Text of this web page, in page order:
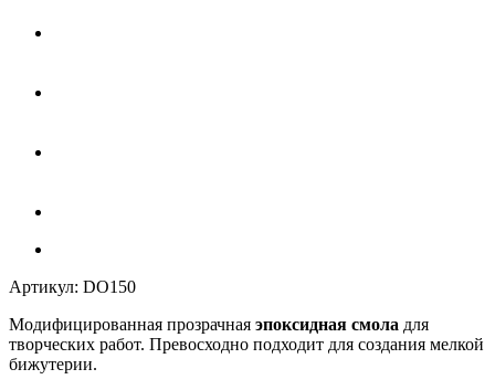
Артикул: DO150
Модифицированная прозрачная эпоксидная смола для
творческих работ. Превосходно подходит для создания мелкой
бижутерии.